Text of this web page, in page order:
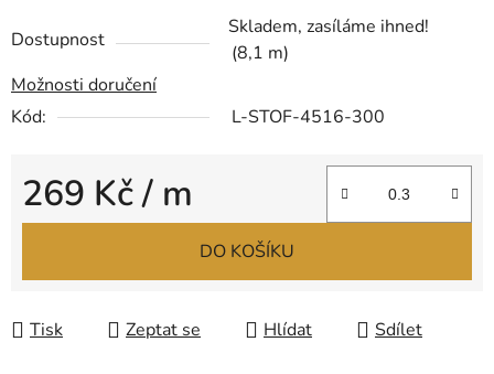
Dostupnost
Skladem, zasíláme ihned!
(8,1 m)
Možnosti doručení
Kód:
L-STOF-4516-300
269 Kč/ m
Měrná cena:
DO KOŠÍKU
Tisk Zeptat se Hlídat Sdílet